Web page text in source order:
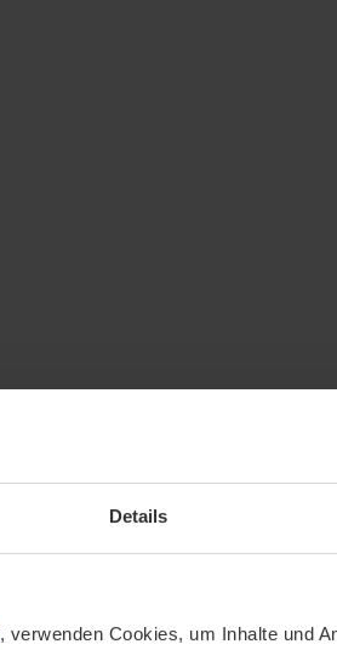
Details
, verwenden Cookies, um Inhalte und